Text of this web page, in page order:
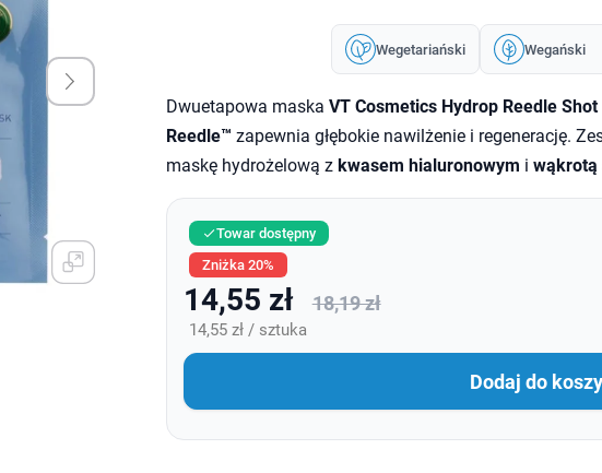
Wegetariański Wegański
Dwuetapowa maska VT Cosmetics Hydrop Reedle
Reedle™ zapewnia głębokie nawilżenie i regenerację.
maskę hydrożelową z kwasem hialuronowym i wąkrotą
Towar dostępny
Zniżka 20%
14,55 zł 18,19 zł
14,55 zł / sztuka
Dodaj do